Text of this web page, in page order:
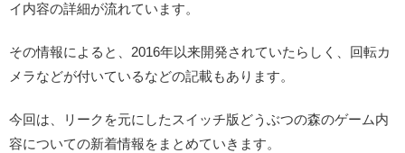
イ内容の詳細が流れています。
その情報によると、2016年以来開発されていたらしく、回転カ
メラなどが付いているなどの記載もあります。
今回は、リークを元にしたスイッチ版どうぶつの森のゲーム内
容についての新着情報をまとめていきます。